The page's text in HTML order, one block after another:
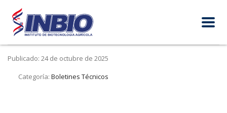
Publicado: 24 de octubre de 2025
Categoría: Boletines Técnicos